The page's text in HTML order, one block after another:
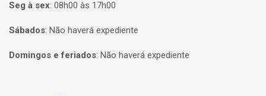
Seg à sex: 08h00 às 17h00
Sábados: Não haverá expediente
Domingos e feriados: Não haverá expediente